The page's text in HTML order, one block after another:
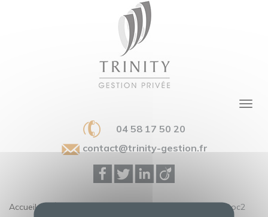
04 58 17 50 20
contact@trinity-gestion.fr
Accueil> Doc2